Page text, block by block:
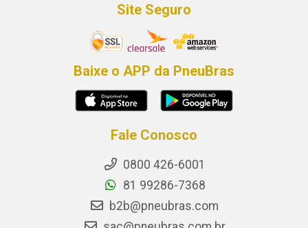
Site Seguro
Baixe o APP da PneuBras
Fale Conosco
0800 426-6001
81 99286-7368
b2b@pneubras.com